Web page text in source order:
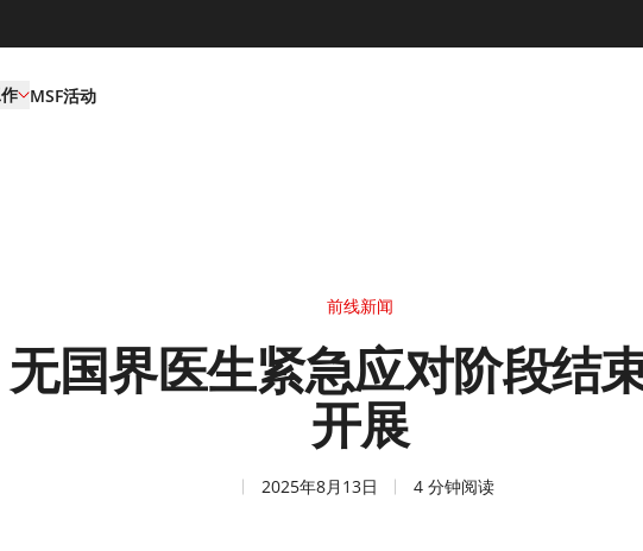
MSF活动
前线新闻
国界医生紧急应对阶段结
开展
2025年8月13日 4 分钟阅读